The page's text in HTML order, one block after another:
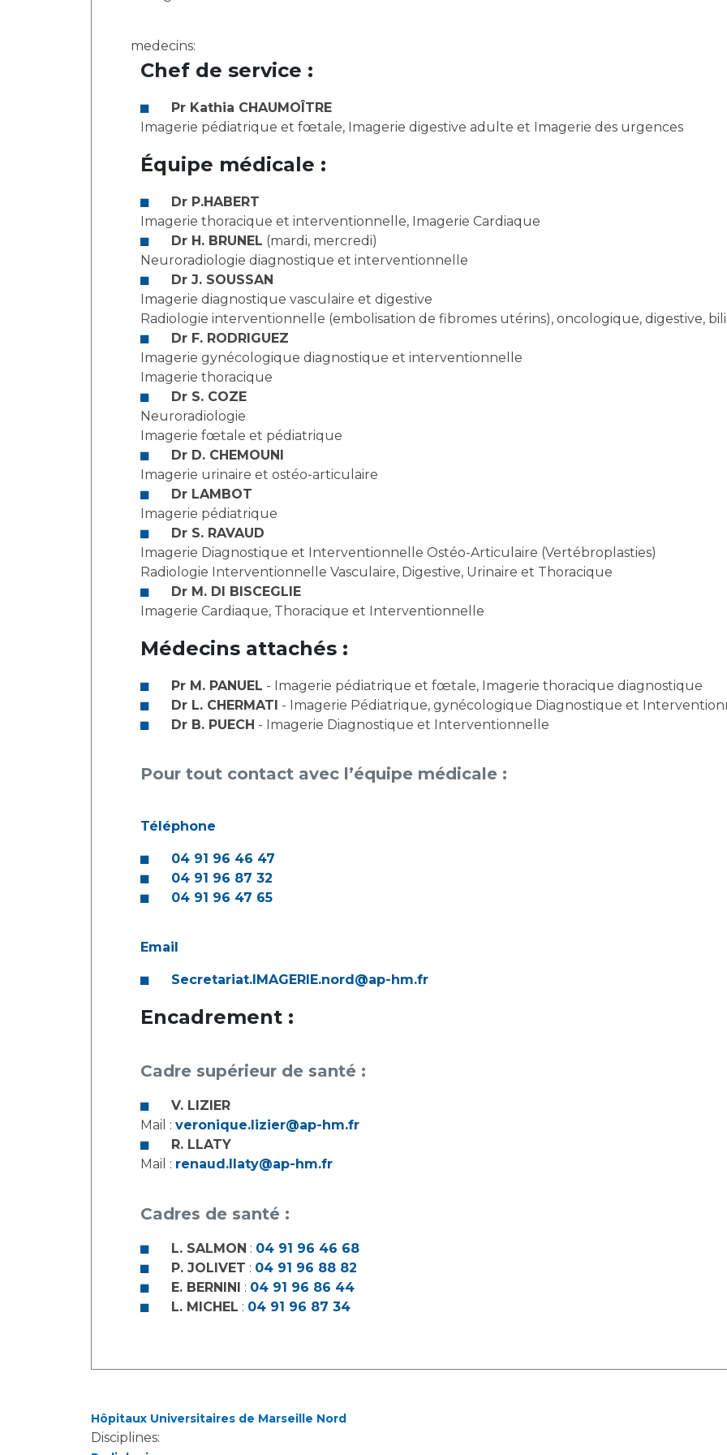
medecins:
Chef de service :
Pr Kathia CHAUMOÎTRE
Imagerie pédiatrique et fœtale, Imagerie digestive adulte et Imagerie des urgences
Équipe médicale :
Dr P.HABERT
Imagerie thoracique et interventionnelle, Imagerie Cardiaque
Dr H. BRUNEL (mardi, mercredi)
Neuroradiologie diagnostique et interventionnelle
Dr J. SOUSSAN
Imagerie diagnostique vasculaire et digestive
Radiologie interventionnelle (embolisation de fibromes utérins), oncologique, digestive,
Dr F. RODRIGUEZ
Imagerie gynécologique diagnostique et interventionnelle
Imagerie thoracique
Dr S. COZE
Neuroradiologie
Imagerie fœtale et pédiatrique
Dr D. CHEMOUNI
Imagerie urinaire et ostéo-articulaire
Dr LAMBOT
Imagerie pédiatrique
Dr S. RAVAUD
Imagerie Diagnostique et Interventionnelle Ostéo-Articulaire (Vertébroplasties)
Radiologie Interventionnelle Vasculaire, Digestive, Urinaire et Thoracique
Dr M. DI BISCEGLIE
Imagerie Cardiaque, Thoracique et Interventionnelle
Médecins attachés :
Pr M. PANUEL - Imagerie pédiatrique et fœtale, Imagerie thoracique diagnostique
Dr L. CHERMATI - Imagerie Pédiatrique, gynécologique Diagnostique et
Dr B. PUECH - Imagerie Diagnostique et Interventionnelle
Pour tout contact avec l’équipe médicale :
Téléphone
04 91 96 46 47
04 91 96 87 32
04 91 96 47 65
Email
Secretariat.IMAGERIE.nord@ap-hm.fr
Encadrement :
Cadre supérieur de santé :
V. LIZIER
Mail : veronique.lizier@ap-hm.fr
R. LLATY
Mail : renaud.llaty@ap-hm.fr
Cadres de santé :
L. SALMON : 04 91 96 46 68
P. JOLIVET : 04 91 96 88 82
E. BERNINI : 04 91 96 86 44
L. MICHEL : 04 91 96 87 34
Hôpitaux Universitaires de Marseille Nord
Disciplines: